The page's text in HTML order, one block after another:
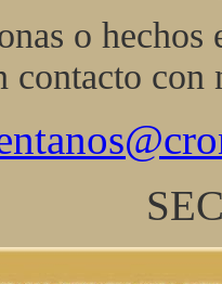
o hechos
contacto con